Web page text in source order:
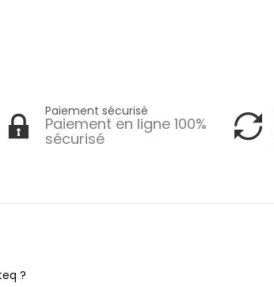
Paiement sécurisé
Paiement en ligne 100%
sécurisé
?